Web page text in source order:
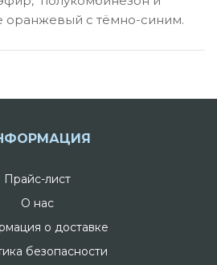
оранжевый с тёмно-синим.
Прайс-лист
О нас
о доставке
безопасности